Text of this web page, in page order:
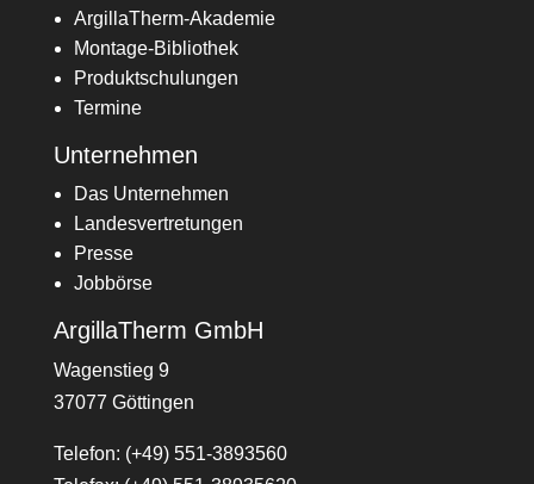
ArgillaTherm-Akademie
Montage-Bibliothek
Produktschulungen
Termine
Unternehmen
Das Unternehmen
Landesvertretungen
Presse
Jobbörse
ArgillaTherm GmbH
Wagenstieg 9
37077 Göttingen
Telefon: (+49) 551-3893560